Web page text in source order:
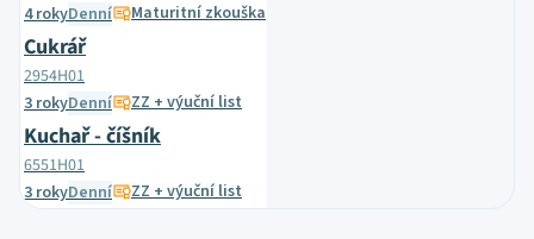
4 rokyDenní Maturitní zkouška
Cukrář
2954H01
3 rokyDenní ZZ + výuční list
Kuchař - číšník
6551H01
3 rokyDenní ZZ + výuční list